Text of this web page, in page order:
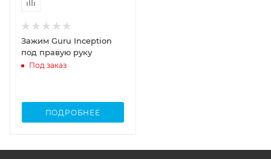
Зажим Guru Inception
под правую руку
Под заказ
ПОДРОБНЕЕ